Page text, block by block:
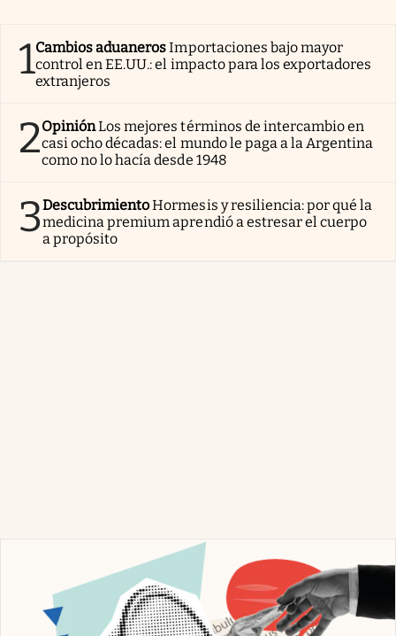
1Cambios aduanerosImportaciones bajo mayor
control en EE.UU.: el impacto para los exportadores
extranjeros
2OpiniónLos mejores términos de intercambio en
casi ocho décadas: el mundo le paga a la Argentina
como no lo hacía desde 1948
3DescubrimientoHormesis y resiliencia: por qué la
medicina premium aprendió a estresar el cuerpo
a propósito